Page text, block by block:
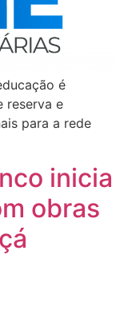
é
reserva e
para a rede
inicia
obras